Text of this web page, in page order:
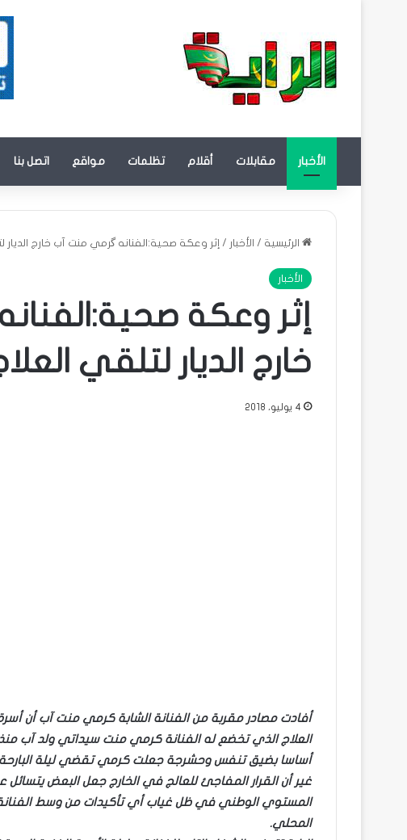
الأخبار مقابلات أقلام تظلمات مواقع اتصل بنا
الرئيسية / الأخبار / إثر وعكة صحية:الفنانه گرمي منت آب خارج الديار
الأخبار
إثر وعكة
خارج الديار لتلقي
4 يوليو، 2018
أفادت مصادر مقربة من الفنانة الشابة كرمي منت آب أن
العلاج الذي تخضع له الفنانة كرمي منت سيداتي ولد آب
أساسا بضيق تنفس وحشرجة جعلت كرمي تقضي ليلة
غير أن القرار المفاجئ للعالج في الخارج جعل البعض
المستوي الوطني في ظل غياب أي تأكيدات من وسط
المحلي.